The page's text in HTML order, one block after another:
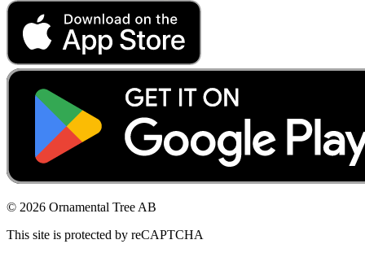
© 2026 Ornamental Tree AB
This site is protected by reCAPTCHA